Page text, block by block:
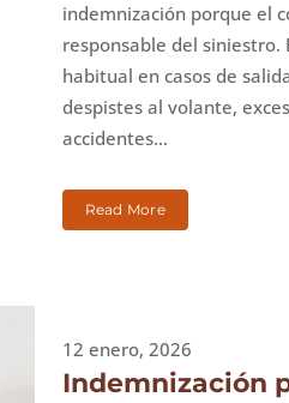
indemnización porque el
responsable del siniestro.
habitual en casos de
despistes al volante,
accidentes...
Read More
12 enero, 2026
Indemnización